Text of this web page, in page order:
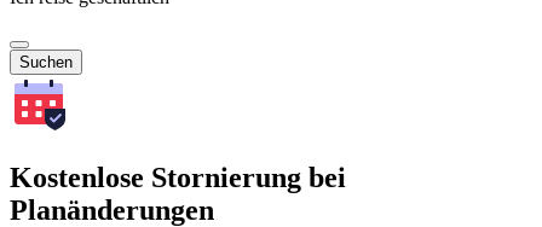
Suchen
Kostenlose Stornierung bei
Planänderungen